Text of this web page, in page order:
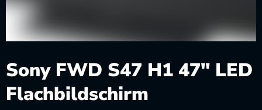
Sony FWD S47 H1 47″ LED
Flachbildschirm